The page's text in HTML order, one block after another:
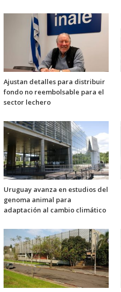
Ajustan detalles para distribuir
fondo no reembolsable para el
sector lechero
Uruguay avanza en estudios del
genoma animal para
adaptación al cambio climático